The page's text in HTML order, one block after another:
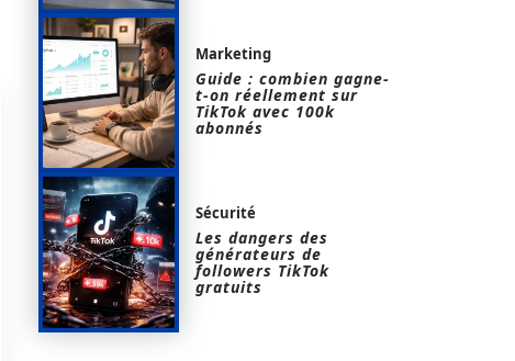
Marketing
Guide : combien gagne-
t-on réellement sur
TikTok avec 100k
abonnés
Sécurité
Les dangers des
générateurs de
followers TikTok
gratuits